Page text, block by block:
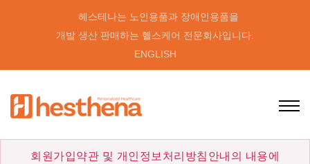
헤스테나는 노인용품과 장애인용품을
개발 생산 판매하는 헬스케어 전문회사입니다.
ENGLISH
회원가입약관 및 개인정보처리방침안내의 내용에